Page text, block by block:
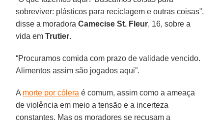
sobreviver: plásticos para reciclagem e outras coisas”,
disse a moradoraCamecise St. Fleur, 16, sobre a
vida emTrutier.
“Procuramos comida com prazo de validade vencido.
Alimentos assim são jogados aqui”.
A morte por cólera é comum, assim como a ameaça
de violência em meio a tensão e a incerteza
constantes. Mas os moradores se recusam a